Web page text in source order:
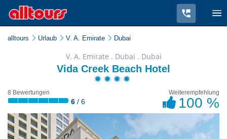
alltours Urlaub V. A. Emirate Dubai
V. A. Emirate . Dubai . Dubai
Vida Creek Beach Hotel
8 Bewertungen
6 / 6
Weiterempfehlung
100 %